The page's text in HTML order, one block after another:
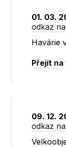
01. 03.
odkaz
Havárie
Přejít
09. 12.
odkaz